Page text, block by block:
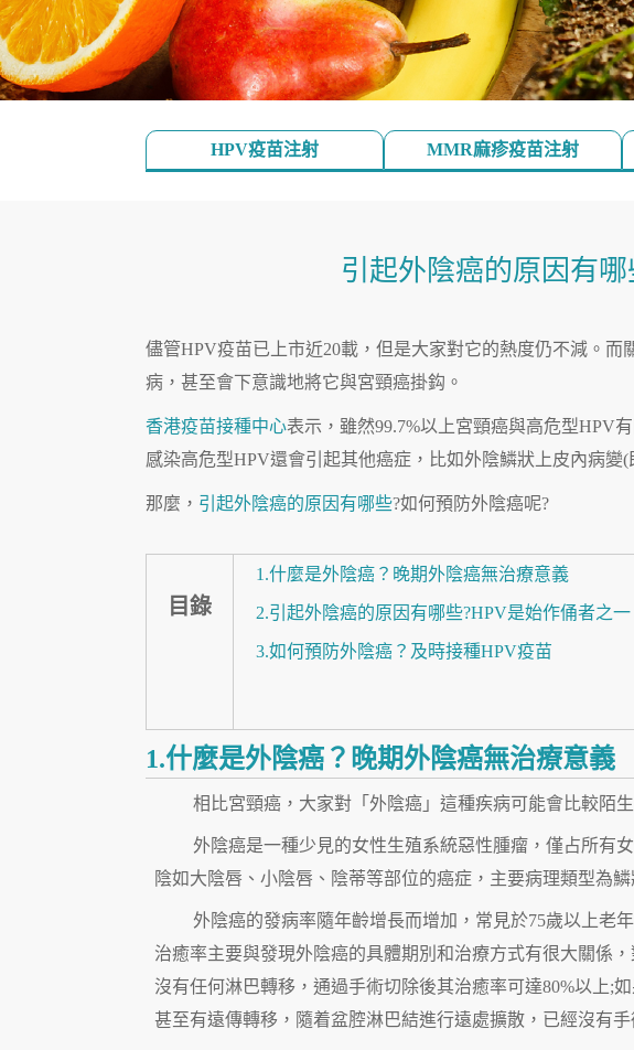
HPV疫苗注射 MMR麻疹疫苗注射
引起外陰癌的原因有
儘管HPV疫苗已上市近20載，但是大家對它的熱度仍不減。
病，甚至會下意識地將它與宮頸癌掛鈎。
香港疫苗接種中心表示，雖然99.7%以上宮頸癌與高危型HPV
感染高危型HPV還會引起其他癌症，比如外陰鱗狀上皮內病變(
那麼， 引起外陰癌的原因有哪些?如何預防外陰癌呢?
目錄
1.什麼是外陰癌？晚期外陰癌無治療意義
2.引起外陰癌的原因有哪些?HPV是始作俑者之一
3.如何預防外陰癌？及時接種HPV疫苗
1.什麼是外陰癌？晚期外陰癌無治療意義
相比宮頸癌，大家對「外陰癌」這種疾病可能會比較陌生
外陰癌是一種少見的女性生殖系統惡性腫瘤，僅占所有
陰如大陰唇、小陰唇、陰蒂等部位的癌症，主要病理類型為鱗
外陰癌的發病率隨年齡增長而增加，常見於75歲以上老
治癒率主要與發現外陰癌的具體期別和治療方式有很大關係
沒有任何淋巴轉移，通過手術切除後其治癒率可達80%以上;
甚至有遠傳轉移，隨着盆腔淋巴結進行遠處擴散，已經沒有手